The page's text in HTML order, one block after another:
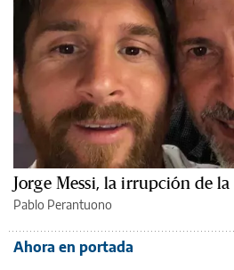
Jorge Messi, la irrupción de
Pablo Perantuono
Ahora en portada